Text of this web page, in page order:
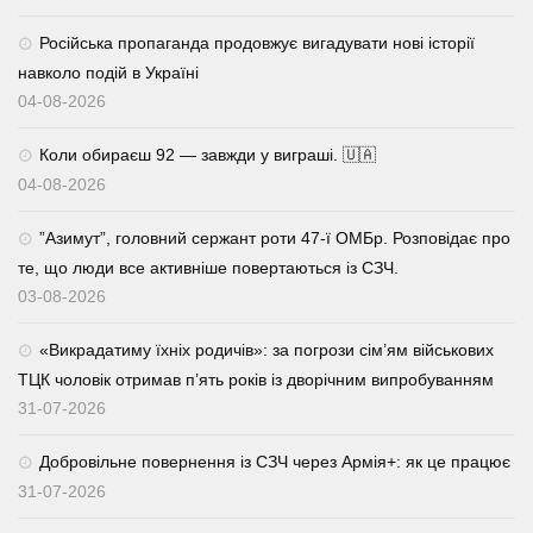
Російська пропаганда продовжує вигадувати нові історії
навколо подій в Україні
04-08-2026
Коли обираєш 92 — завжди у виграші. 🇺🇦
04-08-2026
⁨”Азимут”, головний сержант роти 47-ї ОМБр. Розповідає про
те, що люди все активніше повертаються із СЗЧ.
03-08-2026
«Викрадатиму їхніх родичів»: за погрози сім’ям військових
ТЦК чоловік отримав п’ять років із дворічним випробуванням
31-07-2026
Добровільне повернення із СЗЧ через Армія+: як це працює
31-07-2026